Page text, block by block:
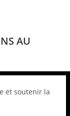
AU
et soutenir la